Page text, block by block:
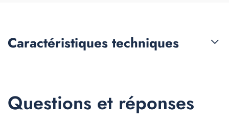
Caractéristiques techniques
Questions et réponses